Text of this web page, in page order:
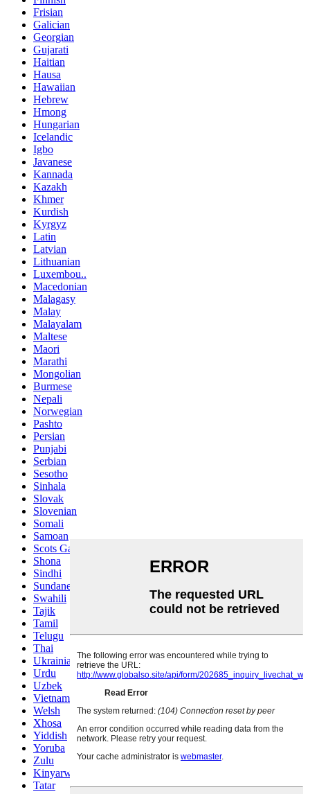
Frisian
Galician
Georgian
Gujarati
Haitian
Hausa
Hawaiian
Hebrew
Hmong
Hungarian
Icelandic
Igbo
Javanese
Kannada
Kazakh
Khmer
Kurdish
Kyrgyz
Latin
Latvian
Lithuanian
Luxembou..
Macedonian
Malagasy
Malay
Malayalam
Maltese
Maori
Marathi
Mongolian
Burmese
Nepali
Norwegian
Pashto
Persian
Punjabi
Serbian
Sesotho
Sinhala
Slovak
Slovenian
Somali
Samoan
Scots Gaelic
Shona
Sindhi
Sundanese
Swahili
Tajik
Tamil
Telugu
Thai
Ukrainian
Urdu
Uzbek
Vietnamese
Welsh
Xhosa
Yiddish
Yoruba
Zulu
Kinyarwanda
Tatar